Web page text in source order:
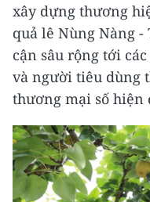
xây dựng thương
quả lê Nùng Nàng
cận sâu rộng tới
và người tiêu dùng
thương mại số hiện